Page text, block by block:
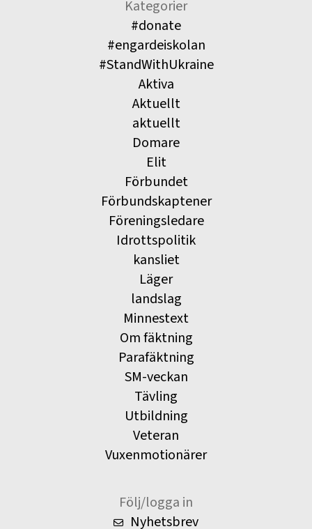
Kategorier
#donate
#engardeiskolan
#StandWithUkraine
Aktiva
Aktuellt
aktuellt
Domare
Elit
Förbundet
Förbundskaptener
Föreningsledare
Idrottspolitik
kansliet
Läger
landslag
Minnestext
Om fäktning
Parafäktning
SM-veckan
Tävling
Utbildning
Veteran
Vuxenmotionärer
Följ/logga in
Nyhetsbrev